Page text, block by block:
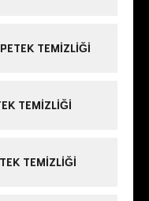
TEMIZLIĞI
TEMIZLIĞI
TEMIZLIĞI